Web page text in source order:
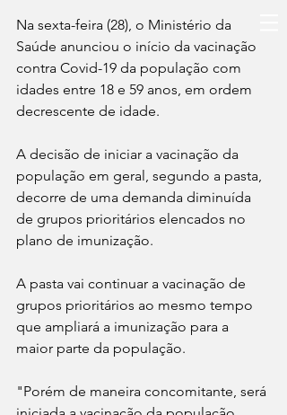
Na sexta-feira (28), o Ministério da
Saúde anunciou o início da vacinação
contra Covid-19 da população com
idades entre 18 e 59 anos, em ordem
decrescente de idade.
A decisão de iniciar a vacinação da
população em geral, segundo a pasta,
decorre de uma demanda diminuída
de grupos prioritários elencados no
plano de imunização.
A pasta vai continuar a vacinação de
grupos prioritários ao mesmo tempo
que ampliará a imunização para a
maior parte da população.
"Porém de maneira concomitante, será